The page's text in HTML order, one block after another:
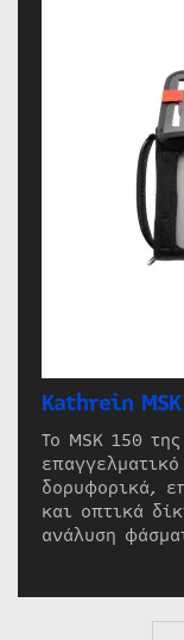
Kathrein
Το MSK 150
δορυφορικά,
και οπτικά
ανάλυση